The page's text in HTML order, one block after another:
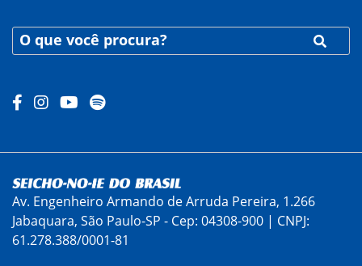
Av. Engenheiro Armando de Arruda Pereira, 1.266
Jabaquara, São Paulo-SP - Cep: 04308-900 | CNPJ:
61.278.388/0001-81